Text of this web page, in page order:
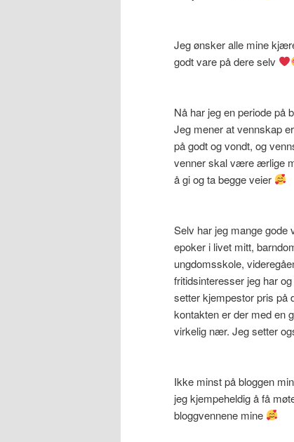
Jeg ønsker alle mine
godt vare på dere selv
Nå har jeg en periode på
Jeg mener at vennskap
på godt og vondt, og
venner skal være ærlige
å gi og ta begge veier
Selv har jeg mange gode
epoker i livet mitt,
ungdomsskole,
fritidsinteresser jeg har
setter kjempestor pris på
kontakten er der med en
virkelig nær. Jeg setter
Ikke minst på bloggen
jeg kjempeheldig å få
bloggvennene mine